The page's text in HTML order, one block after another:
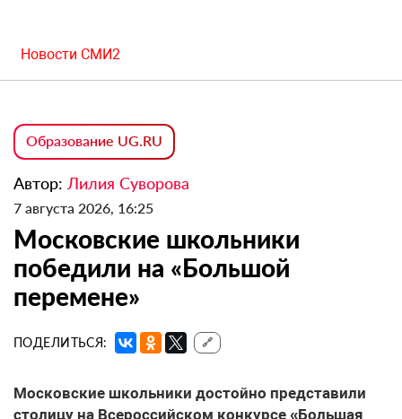
Новости СМИ2
Образование UG.RU
Автор: Лилия Суворова
7 августа 2026, 16:25
Московские школьники
победили на «Большой
перемене»
ПОДЕЛИТЬСЯ: 🔗
Московские школьники достойно представили
столицу на Всероссийском конкурсе «Большая